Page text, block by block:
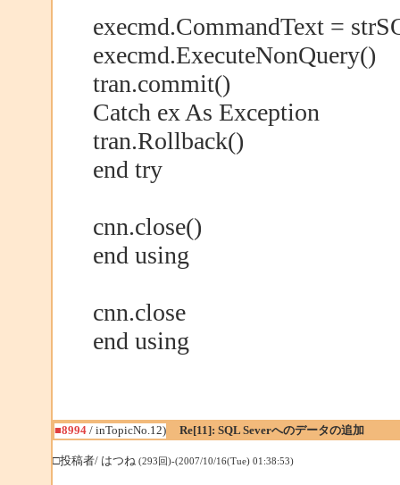
execmd.CommandText =
execmd.ExecuteNonQuery()
tran.commit()
Catch ex As Exception
tran.Rollback()
end try
cnn.close()
end using
cnn.close
end using
■8994/ inTopicNo.12) Re[11]: SQL Severへのデータの追加
□投稿者/ はつね (293回)-(2007/10/16(Tue) 01:38:53)